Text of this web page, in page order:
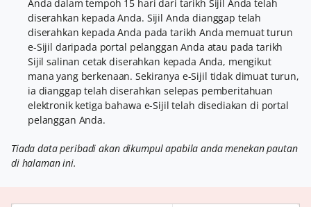
Anda dalam tempoh 15 hari dari tarikh Sijil Anda telah
diserahkan kepada Anda. Sijil Anda dianggap telah
diserahkan kepada Anda pada tarikh Anda memuat turun
e-Sijil daripada portal pelanggan Anda atau pada tarikh
Sijil salinan cetak diserahkan kepada Anda, mengikut
mana yang berkenaan. Sekiranya e-Sijil tidak dimuat turun,
ia dianggap telah diserahkan selepas pemberitahuan
elektronik ketiga bahawa e-Sijil telah disediakan di portal
pelanggan Anda.
Tiada data peribadi akan dikumpul apabila anda menekan pautan
di halaman ini.